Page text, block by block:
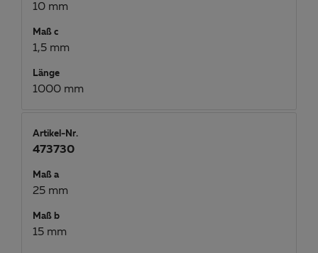
10 mm
Maß c
1,5 mm
Länge
1000 mm
Artikel-Nr.
473730
Maß a
25 mm
Maß b
15 mm